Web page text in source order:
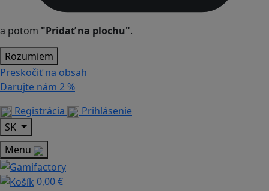
a potom "Pridať na plochu".
Rozumiem
Preskočiť na obsah
Darujte nám 2 %
Registrácia
Prihlásenie
SK
Menu
0,00 €